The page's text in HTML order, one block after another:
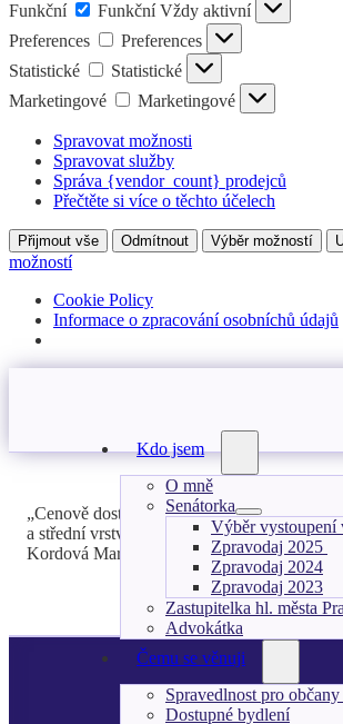
Funkční
Funkční Vždy aktivní
Preferences
Preferences
Statistické
Statistické
Marketingové
Marketingové
Spravovat možnosti
Spravovat služby
Správa {vendor_count} prodejců
Přečtěte si více o těchto účelech
Přijmout vše Odmítnout Výběr možností
možností
Cookie Policy
Informace o zpracování osobníchů údajů
Kdo jsem
O mně
Senátorka
Výběr vystoupení
Zpravodaj 2025
Zpravodaj 2024
Zpravodaj 2023
Zastupitelka hl. města
Advokátka
Čemu se věnuji
Spravedlnost pro
Dostupné bydlení
„Cenově dostupné bydlení nedokáže
a střední vrstvy. Zejména tam, kde
Kordová Marvanová.